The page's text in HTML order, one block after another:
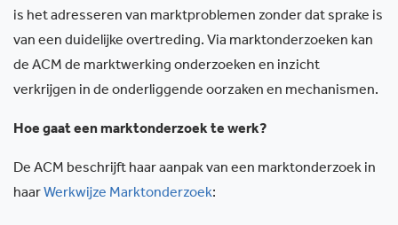
is het adresseren van marktproblemen zonder dat sprake is
van een duidelijke overtreding. Via marktonderzoeken kan
de ACM de marktwerking onderzoeken en inzicht
verkrijgen in de onderliggende oorzaken en mechanismen.
Hoe gaat een marktonderzoek te werk?
De ACM beschrijft haar aanpak van een marktonderzoek in
haar Werkwijze Marktonderzoek: